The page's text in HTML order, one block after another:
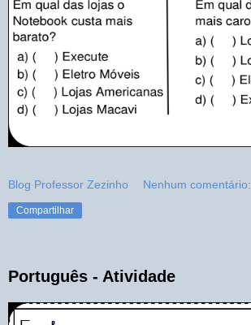
Blog Professor Zezinho Nenhum comentário:
Compartilhar
Português - Atividade